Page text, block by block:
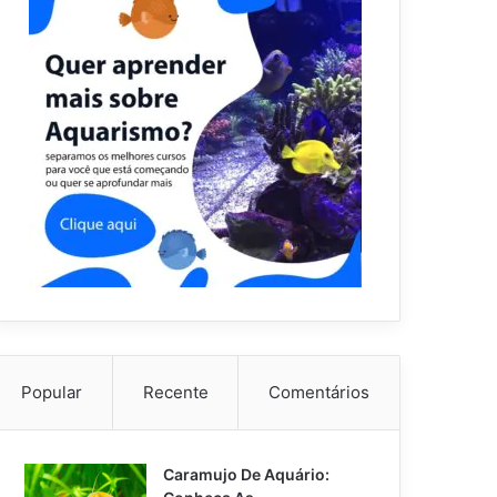
Popular Recente Comentários
Caramujo De Aquário: